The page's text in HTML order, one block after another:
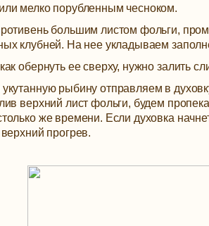
мелко порубленным чесноком.
большим листом фольги,
клубней. На нее укладываем
обернуть ее сверху, нужно залить
рыбину отправляем в
верхний лист фольги, будем
же времени. Если духовка
прогрев.